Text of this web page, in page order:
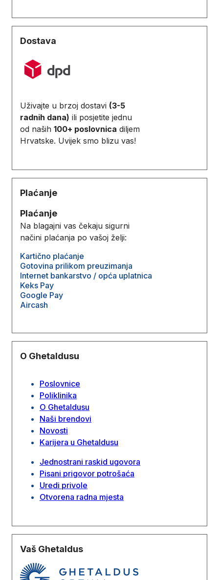
Dostava
Uživajte u brzoj dostavi (3-5
radnih dana) ili posjetite jednu
od naših 100+ poslovnica diljem
Hrvatske. Uvijek smo blizu vas!
Plaćanje
Plaćanje
Na blagajni vas čekaju sigurni
načini plaćanja po vašoj želji:
Kartično plaćanje
Gotovina prilikom preuzimanja
Internet bankarstvo / opća uplatnica
Keks Pay
Google Pay
Aircash
O Ghetaldusu
Poslovnice
Poliklinika
O Ghetaldusu
Naši brendovi
Novosti
Karijera u Ghetaldusu
Jednostrani raskid ugovora
Pisani prigovor potrošaća
Uredi privole
Otvorena radna mjesta
Vaš Ghetaldus